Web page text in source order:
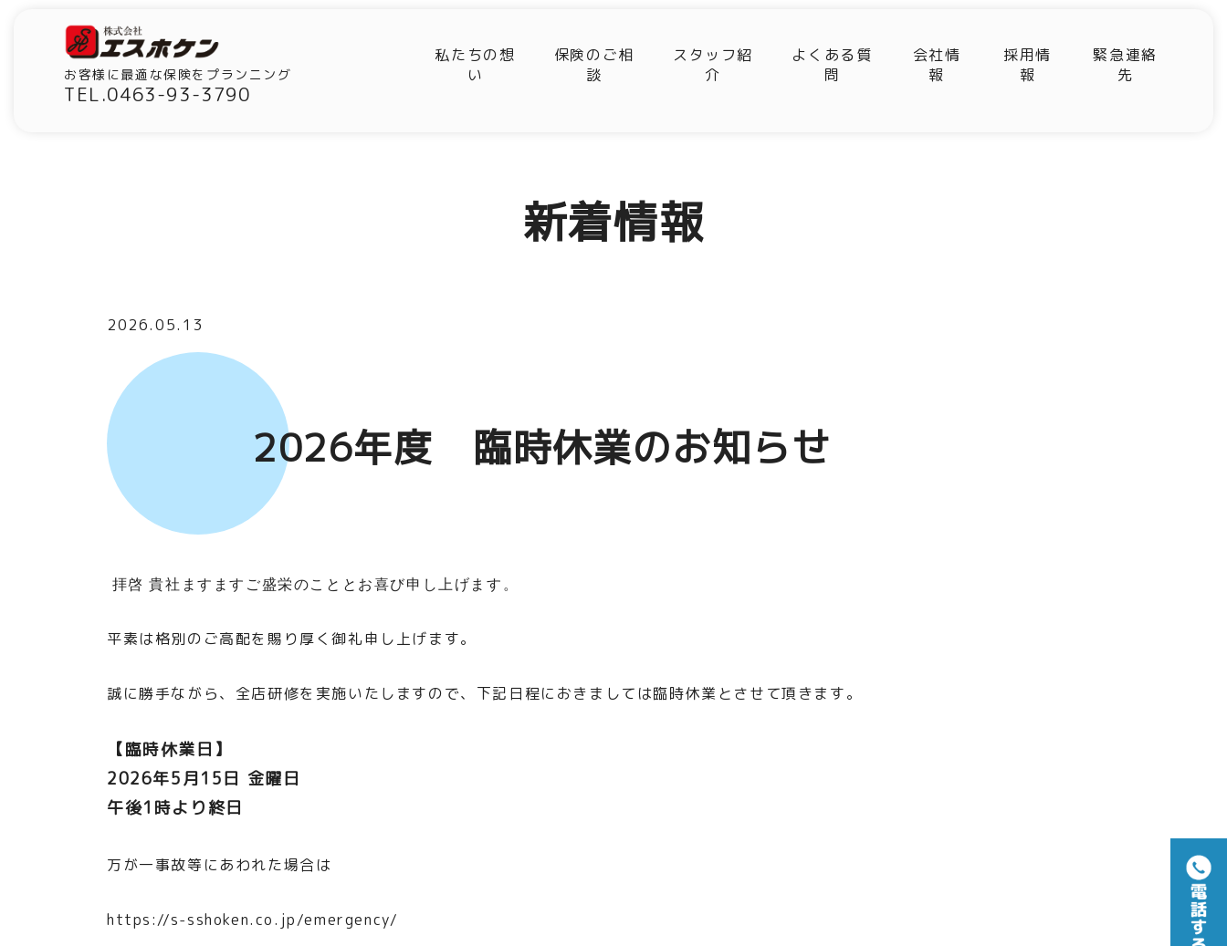
お客様に最適な保険をプランニング
TEL.0463-93-3790
私たちの想
い
保険のご相
談
スタッフ紹
介
よくある質
問
会社情
報
採用情
報
緊急連絡
先
新着情報
2026.05.13
2026年度 臨時休業のお知らせ
拝啓 貴社ますますご盛栄のこととお喜び申し上げます。
平素は格別のご高配を賜り厚く御礼申し上げます。
誠に勝手ながら、全店研修を実施いたしますので、下記日程におきましては臨時休業とさせて頂きます。
【臨時休業日】
2026年5月15日 金曜日
午後1時より終日
万が一事故等にあわれた場合は
https://s-sshoken.co.jp/emergency/